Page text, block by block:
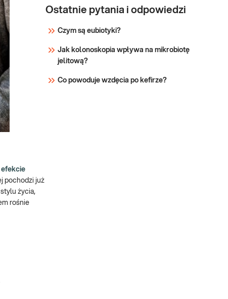
efekcie
pochodzi już
życia,
rośnie
Ostatnie pytania i odpowiedzi
Czym są eubiotyki?
Jak kolonoskopia wpływa na mikrobiotę
jelitową?
Co powoduje wzdęcia po kefirze?